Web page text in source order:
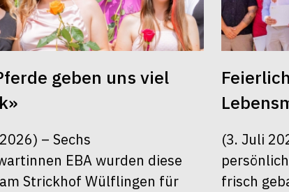
geben uns viel
– Sechs
EBA wurden diese
Strickhof Wülflingen für
(3. Juli
frisch